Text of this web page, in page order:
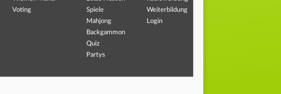
Voting
Spiele
Mahjong
Backgammon
Quiz
Partys
Weiterbildung
Login